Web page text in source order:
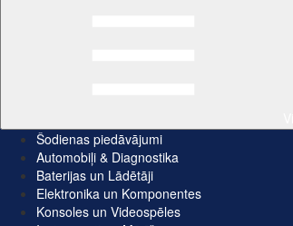
Šodienas piedāvājumi
Automobiļi & Diagnostika
Baterijas un Lādētāji
Elektronika un Komponentes
Konsoles un Videospēles